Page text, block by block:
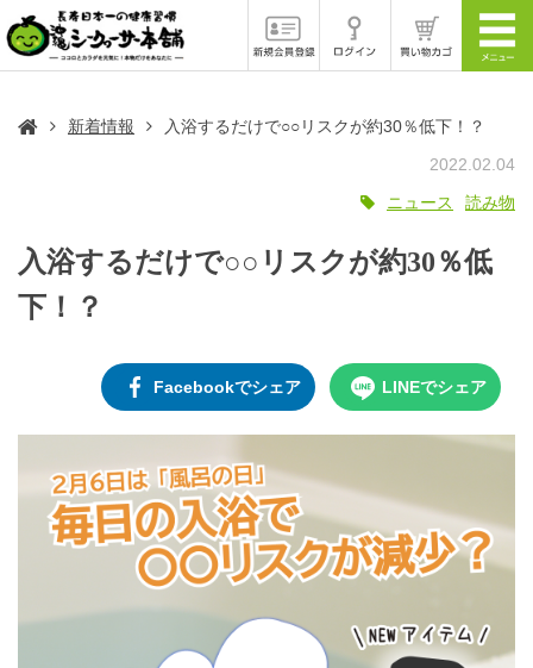
新着情報
入浴するだけで○○リスクが約30％低下！？
2022.02.04
ニュース
読み物
入浴するだけで○○リスクが約30％低
下！？
Facebookでシェア LINEでシェア